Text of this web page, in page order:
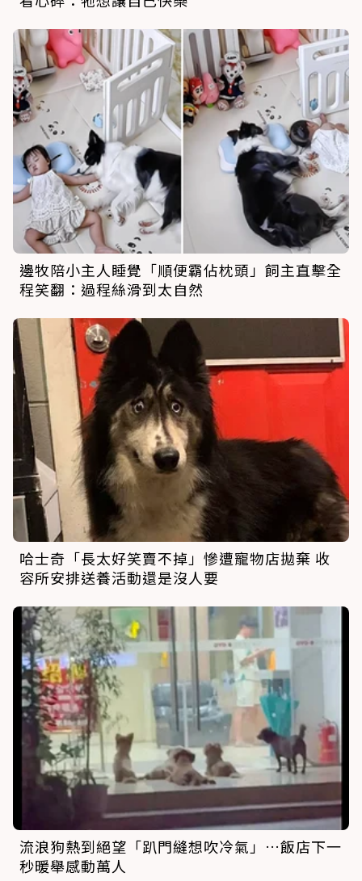
邊牧陪小主人睡覺「順便霸佔枕頭」飼主直擊全
程笑翻：過程絲滑到太自然
哈士奇「長太好笑賣不掉」慘遭寵物店拋棄 收
容所安排送養活動還是沒人要
流浪狗熱到絕望「趴門縫想吹冷氣」…飯店下一
秒暖舉感動萬人